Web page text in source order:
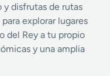
disfrutas de rutas
explorar lugares
del Rey a tu propio
y una amplia